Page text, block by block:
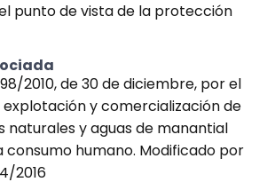
punto de vista de la protección
2010, de 30 de diciembre, por el
explotación y comercialización de
naturales y aguas de manantial
consumo humano. Modificado por
2016